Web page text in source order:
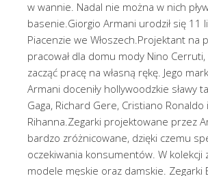
w wannie. Nadal nie można w nich
basenie.Giorgio Armani urodził się 11
Piacenzie we Włoszech.Projektant na
pracował dla domu mody Nino
zacząć pracę na własną rękę. Jego
Armani doceniły hollywoodzkie sławy
Gaga, Richard Gere, Cristiano Ronaldo i
Rihanna.Zegarki projektowane przez
bardzo zróżnicowane, dzięki czemu
oczekiwania konsumentów. W kolekcji
modele męskie oraz damskie. Zegarki